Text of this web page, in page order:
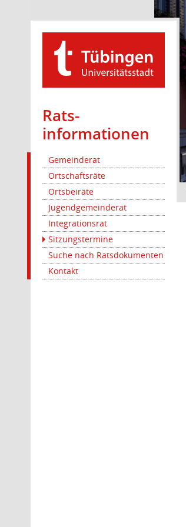
Rats­
informationen
Gemeinderat
Ortschaftsräte
Ortsbeiräte
Jugendgemeinderat
Integrationsrat
Sitzungstermine
Suche nach Ratsdokumenten
Kontakt